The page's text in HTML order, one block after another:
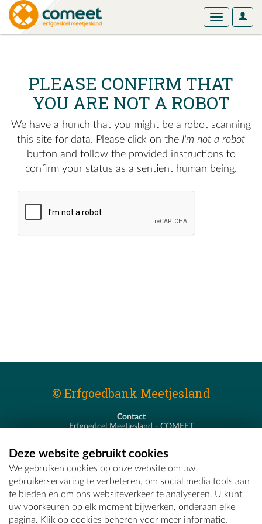
User
Toggle
PLEASE CONFIRM THAT
YOU ARE NOT A ROBOT
We have a hunch that you might be a robot scanning
this site for data. Please click on the I'm not a robot
button and follow the provided instructions to
confirm your status as a sentient human being.
© Erfgoedbank Meetjesland
Contact
Erfgoedcel Meetjesland - COMEET
T - 09 373 75 96
E -erfgoedcel@comeet.be
Deze website gebruikt cookies
We gebruiken cookies op onze website om uw
gebruikerservaring te verbeteren, om social media tools aan
te bieden en om ons websiteverkeer te analyseren. U kunt
uw voorkeuren op elk moment bijwerken, onderaan elke
pagina. Klik op cookies beheren voor meer informatie.